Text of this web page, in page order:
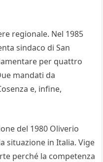
regionale. Nel 1985
sindaco di San
per quattro
mandati da
e, infine,
del 1980 Oliverio
situazione in Italia. Vige
perché la competenza